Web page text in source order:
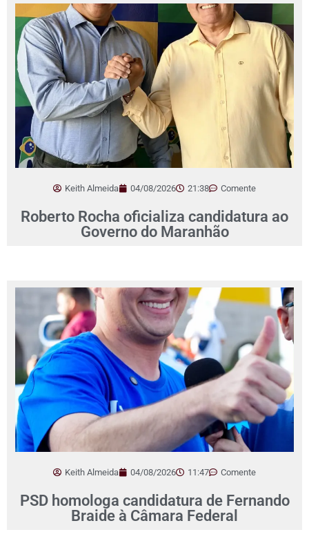
Keith Almeida 04/08/2026 21:38 Comente
Roberto Rocha oficializa candidatura ao
Governo do Maranhão
Keith Almeida 04/08/2026 11:47 Comente
PSD homologa candidatura de Fernando
Braide à Câmara Federal